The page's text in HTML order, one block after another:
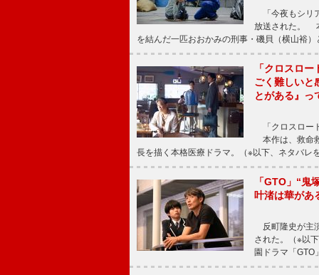
「今夜もシリ
放送された。
を結んだ一匹おおかみの刑事・磯貝（横山裕
「クロスロ
ごく難しいと
とがある』っ
「クロスロー
本作は、救命
長を描く本格医療ドラマ。（※以下、ネタバ
「GTO」“鬼
叶渚は華があ
反町隆史が主
された。（※以
園ドラマ「